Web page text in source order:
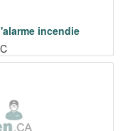
incendie